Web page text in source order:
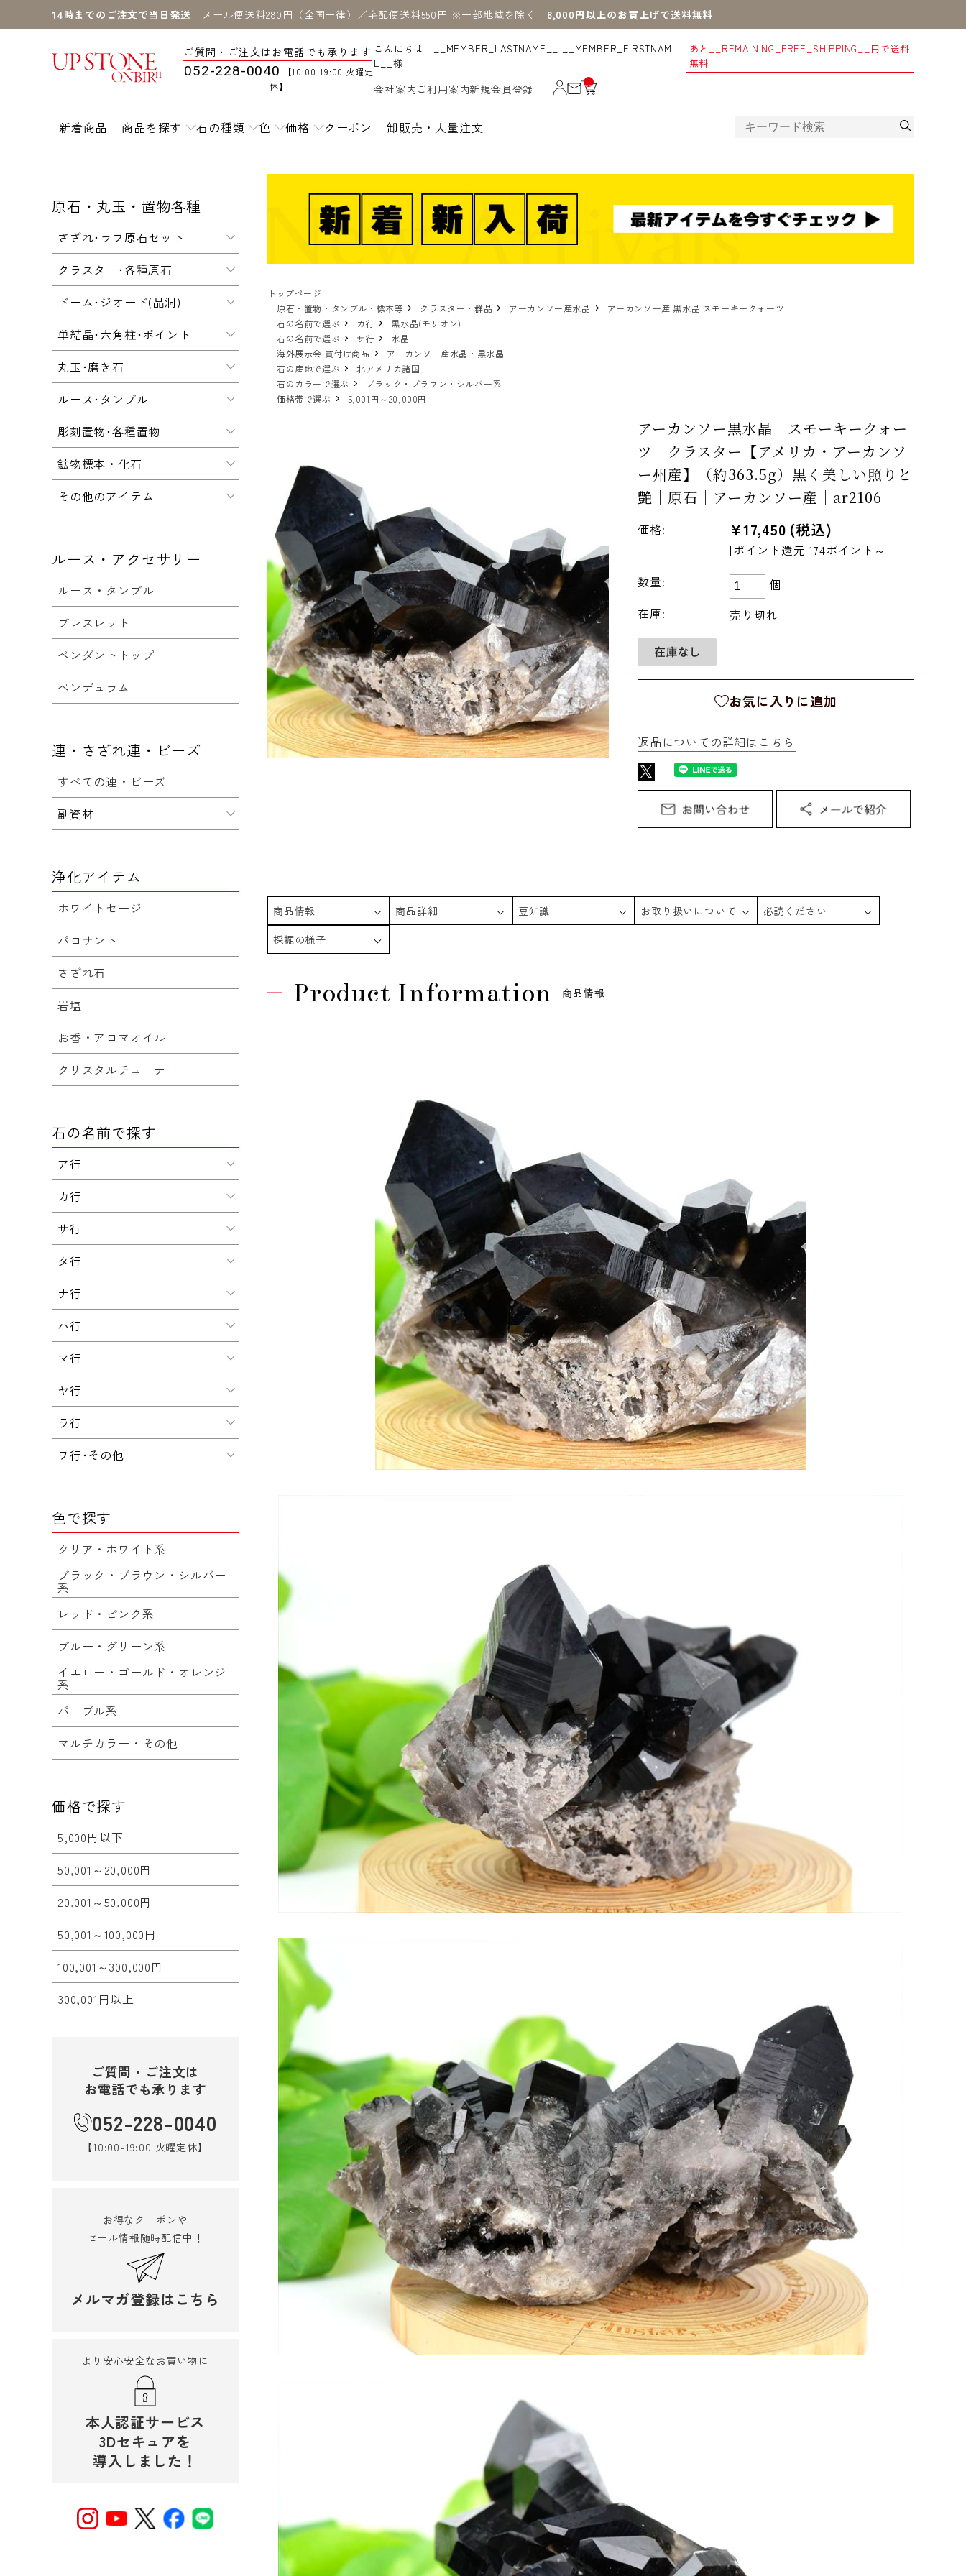
14時までのご注文で当日発送 メール便送料280円（全国一律）／宅配便送料550円 ※一部地域を除く 8,000円以上のお買上げで送料無料
ご質問・ご注文はお電話でも承ります
052-228-0040
【10:00-19:00 火曜定
休】
こんにちは __MEMBER_LASTNAME__ __MEMBER_FIRSTNAM
E__様
あと __REMAINING_FREE_SHIPPING__
円で送料
無料
会社案内 ご利用案内新規会員登録
__
IT
_C
新着商品 商品を探す 石の種類 色 価格 クーポン 卸販売・大量注文
トップページ
原石・置物・タンブル・標本等
クラスター・群晶 アーカンソー産水晶
アーカンソー産 黒水晶 スモーキークォーツ
石の名前で選ぶ
カ行
黒水晶(モリオン)
石の名前で選ぶ
サ行
水晶
海外展示会 買付け商品
アーカンソー産水晶・黒水晶
石の産地で選ぶ
北アメリカ諸国
石のカラーで選ぶ
ブラック・ブラウン・シルバー系
価格帯で選ぶ
5,001円～20,000円
アーカンソー黒水晶 スモーキークォー
ツ クラスター【アメリカ・アーカンソ
ー州産】（約363.5g）黒く美しい照りと
艶｜原石｜アーカンソー産｜ar2106
価格: ¥17,450 (税込)
[ポイント還元 174ポイント～]
数量:
個
在庫:
売り切れ
お気に入りに追加
返品についての詳細はこちら
商品情報 商品詳細 豆知識 お取り扱いについて
必読ください
採掘の様子
Product Information 商品情報
原石・丸玉・置物各種
さざれ･ラフ原石セット
クラスター･各種原石
ドーム･ジオード(晶洞)
単結晶･六角柱･ポイント
丸玉･磨き石
ルース･タンブル
彫刻置物･各種置物
鉱物標本・化石
その他のアイテム
ルース・アクセサリー
ルース・タンブル
ブレスレット
ペンダントトップ
ペンデュラム
連・さざれ連・ビーズ
すべての連・ビーズ
副資材
浄化アイテム
ホワイトセージ
パロサント
さざれ石
岩塩
お香・アロマオイル
クリスタルチューナー
石の名前で探す
ア行
カ行
サ行
タ行
ナ行
ハ行
マ行
ヤ行
ラ行
ワ行･その他
色で探す
クリア・ホワイト系
ブラック・ブラウン・シルバー
系
レッド・ピンク系
ブルー・グリーン系
イエロー・ゴールド・オレンジ
系
パープル系
マルチカラー・その他
価格で探す
5,000円以下
50,001～20,000円
20,001～50,000円
50,001～100,000円
100,001～300,000円
300,001円以上
ご質問・ご注文は
お電話でも承ります
052-228-0040
【10:00-19:00 火曜定休】
お得なクーポンや
セール情報随時配信中！
メルマガ登録はこちら
より安心安全なお買い物に
本人認証サービス
3Dセキュアを
導入しました！